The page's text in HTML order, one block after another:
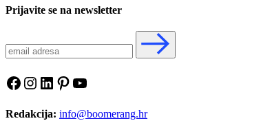
Prijavite se na newsletter
Facebook
Instagram
LinkedIn
Pinterest
YouTube
Redakcija: info@boomerang.hr